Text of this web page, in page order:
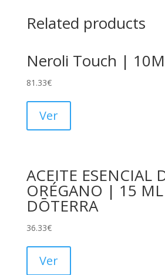
Related products
Neroli Touch |
81.33€
Ver
ACEITE ESENCIAL
ORÉGANO | 15 ML
DŌTERRA
36.33€
Ver